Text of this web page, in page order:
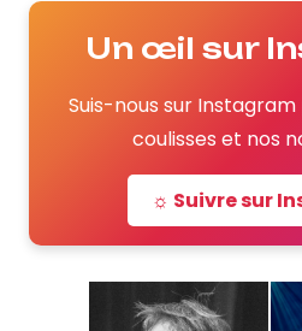
Un œil sur
Suis-nous sur
coulisses et nos
☼ Suivre sur